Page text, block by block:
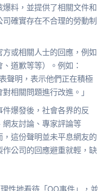
料，並提供了相關文件和
確實存在不合理的勞動制
方或相關人士的回應，例如
道歉等等）。例如：
聲明，表示他們正在積極
相關問題進行改進。」
件爆發後，社會各界的反
友討論、專家評論等
這份聲明並未平息網友的
公司的回應避重就輕，缺
性地看待「OO事件」，並